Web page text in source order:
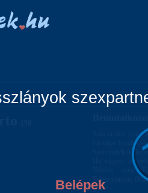
Belépek
Szia örülök hogy
Szerepjátékok
Ha vágysz az
Telefon szex